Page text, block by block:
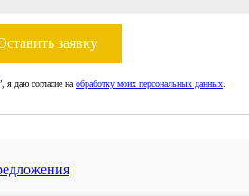
заявку
я даю согласие на обработку моих персональных данных